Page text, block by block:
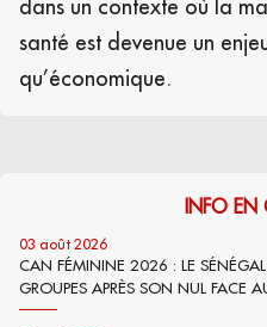
dans un contexte où la
santé est devenue un
qu’économique.
INFO EN
03 août 2026
CAN FÉMININE 2026 : LE SÉNÉGAL
GROUPES APRÈS SON NUL FACE